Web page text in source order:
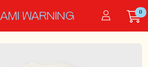
AMI WARNING 0